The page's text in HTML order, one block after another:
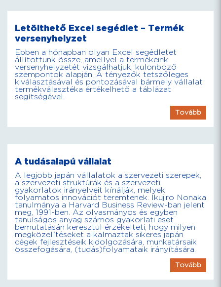
Letölthető Excel segédlet – Termék
versenyhelyzet
Ebben a hónapban olyan Excel segédletet
állítottunk össze, amellyel a termékeink
versenyhelyzetét vizsgálhatjuk, különböző
szempontok alapján. A tényezők tetszőleges
kiválasztásával és pontozásával bármely vállalat
termékválasztéka értékelhető a táblázat
segítségével.
Tovább
A tudásalapú vállalat
A legjobb japán vállalatok a szervezeti szerepek,
a szervezeti struktúrák és a szervezeti
gyakorlatok irányelveit kínálják, melyek
folyamatos innovációt teremtenek. Ikujiro Nonaka
tanulmánya a Harvard Business Review-ban jelent
meg, 1991-ben. Az olvasmányos és egyben
tanulságos anyag számos gyakorlati eset
bemutatásán keresztül érzékelteti, hogy milyen
megközelítéseket alkalmaztak sikeres japán
cégek fejlesztéseik kidolgozására, munkatársaik
összefogására, (tudás)folyamataik irányítására.
Tovább